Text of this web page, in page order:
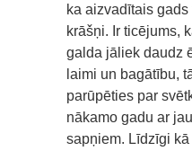
ka aizvadītais
krāšņi. Ir ticējums,
galda jāliek daudz
laimi un bagātību,
parūpēties par
nākamo gadu ar
sapņiem. Līdzīgi